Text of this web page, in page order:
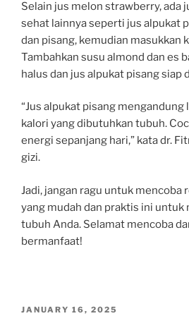
Selain jus melon strawberry, ada
sehat lainnya seperti jus alpukat
dan pisang, kemudian masukkan
Tambahkan susu almond dan es
halus dan jus alpukat pisang siap
“Jus alpukat pisang mengandung
kalori yang dibutuhkan tubuh.
energi sepanjang hari,” kata dr.
gizi.
Jadi, jangan ragu untuk mencoba
yang mudah dan praktis ini untuk
tubuh Anda. Selamat mencoba
bermanfaat!
POSTED
JANUARY 16, 2025